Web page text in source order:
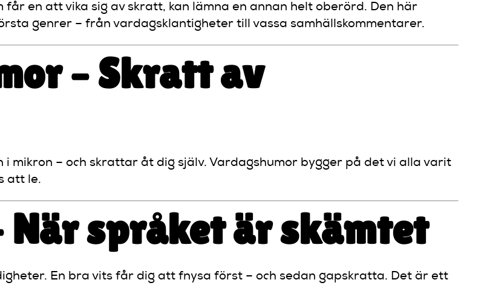
får en att vika sig av skratt, kan lämna en annan helt oberörd. Den här
genrer – från vardagsklantigheter till vassa samhällskommentarer.
– Skratt av
i mikron – och skrattar åt dig själv. Vardagshumor bygger på det vi alla varit
att le.
När språket är skämtet
En bra vits får dig att fnysa först – och sedan gapskratta. Det är ett